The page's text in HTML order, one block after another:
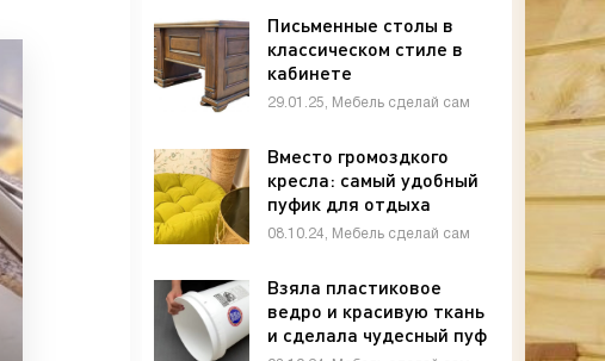
Письменные столы в
классическом стиле в
кабинете
29.01.25, Мебель сделай сам
Вместо громоздкого
кресла: самый удобный
пуфик для отдыха
своими руками -
08.10.24, Мебель сделай сам
Взяла пластиковое
ведро и красивую ткань
и сделала чудесный пуф